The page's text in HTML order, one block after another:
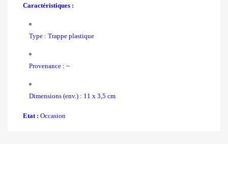
Caractéristiques :
Type : Trappe plastique
Provenance : ~
Dimensions (env.) : 11 x 3,5 cm
Etat : Occasion